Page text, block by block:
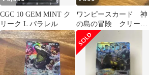
CGC 10 GEM MINT ク
リーク L パラレル
ワンピースカード 神
の島の冒険 クリーク
OP15-008SR